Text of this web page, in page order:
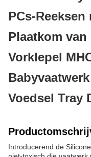
PCs-
Plaatkom
Vorklepel
Voedsel Tray
Introducerend de